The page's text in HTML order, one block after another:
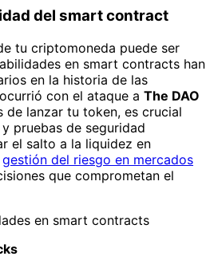
del smart contract
tu criptomoneda puede ser
en smart contracts han
en la historia de las
con el ataque a The DAO
de lanzar tu token, es crucial
pruebas de seguridad
el salto a la liquidez en
gestión del riesgo en mercados
que comprometan el
en smart contracts